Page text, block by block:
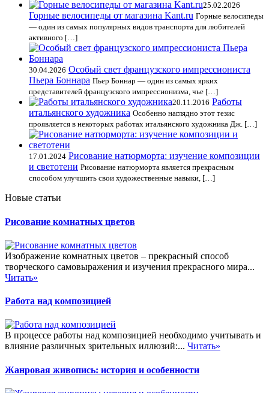
25.02.2026
Горные велосипеды от магазина Kant.ru Горные велосипеды
— один из самых популярных видов транспорта для любителей
активного […]
30.04.2026 Особый свет французского импрессиониста
Пьера Боннара Пьер Боннар — один из самых ярких
представителей французского импрессионизма, чье […]
20.11.2016 Работы
итальянского художника Особенно наглядно этот тезис
проявляется в некоторых работах итальянского художника Дж. […]
17.01.2024 Рисование натюрморта: изучение композиции
и светотени Рисование натюрморта является прекрасным
способом улучшить свои художественные навыки, […]
Новые статьи
Рисование комнатных цветов
Изображение комнатных цветов – прекрасный способ
творческого самовыражения и изучения прекрасного мира...
Читать»
Работа над композицией
В процессе работы над композицией необходимо учитывать и
влияние различных зрительных иллюзий:... Читать»
Жанровая живопись: история и особенности